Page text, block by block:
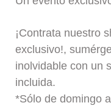
¡Contrata nuestro
exclusivo!,
inolvidable con un
incluida.
*Sólo de domingo